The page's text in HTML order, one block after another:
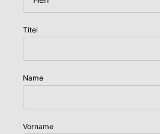
Titel
Name
Vorname